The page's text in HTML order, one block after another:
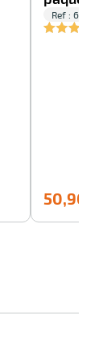
Ref :
50,90